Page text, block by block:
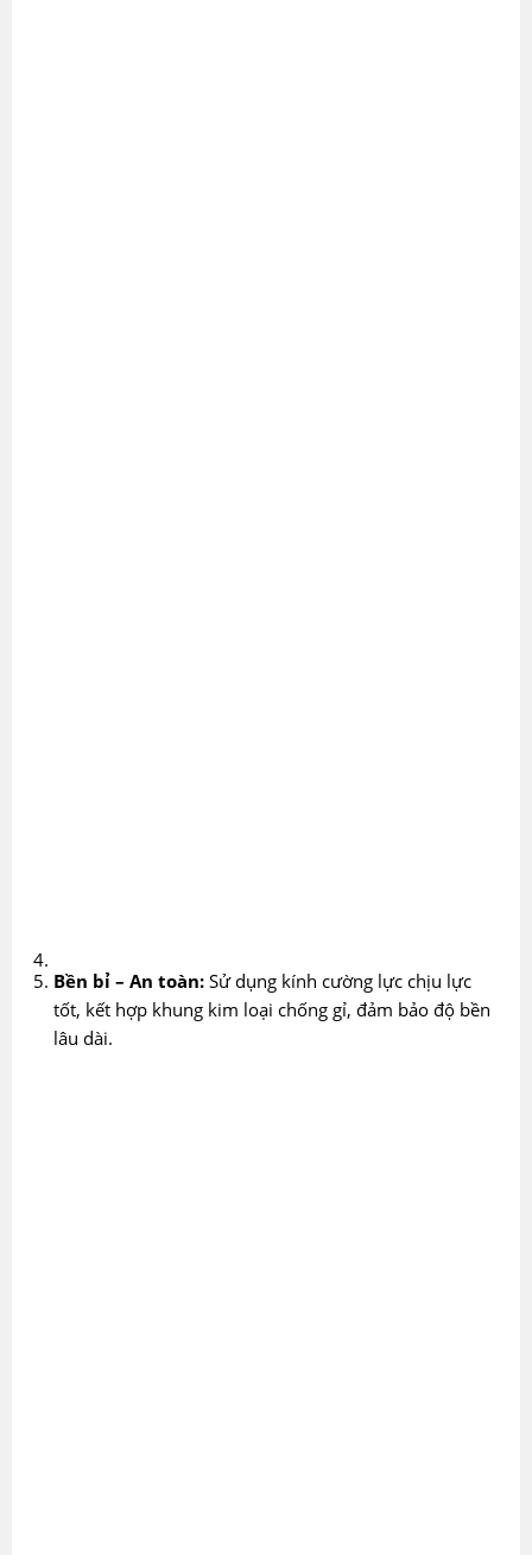
Bền bỉ – An toàn: Sử dụng kính cường lực chịu lực
tốt, kết hợp khung kim loại chống gỉ, đảm bảo độ bền
lâu dài.